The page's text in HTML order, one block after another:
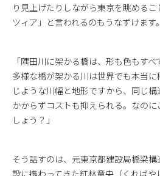
り見上げたりしながら東京を眺める
ツィア」と言われるのもうなずけます。
「隅田川に架かる橋は、形も色もす
多様な橋が架かる川は世界でも本当
じような川幅と地形ですから、同じ
かからずコストも抑えられる。なの
しょう？」
そう話すのは、元東京都建設局橋梁
設に携わってきた紅林章央（くれば